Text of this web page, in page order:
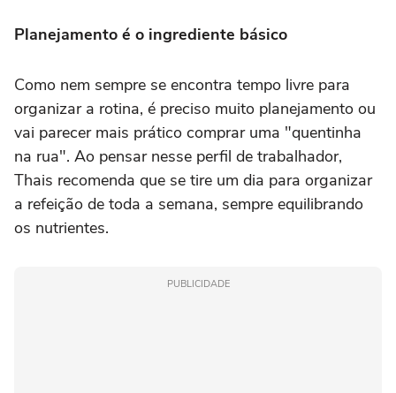
Planejamento é o ingrediente básico
Como nem sempre se encontra tempo livre para
organizar a rotina, é preciso muito planejamento ou
vai parecer mais prático comprar uma "quentinha
na rua". Ao pensar nesse perfil de trabalhador,
Thais recomenda que se tire um dia para organizar
a refeição de toda a semana, sempre equilibrando
os nutrientes.
PUBLICIDADE